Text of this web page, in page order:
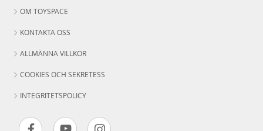
OM TOYSPACE
KONTAKTA OSS
ALLMÄNNA VILLKOR
COOKIES OCH SEKRETESS
INTEGRITETSPOLICY